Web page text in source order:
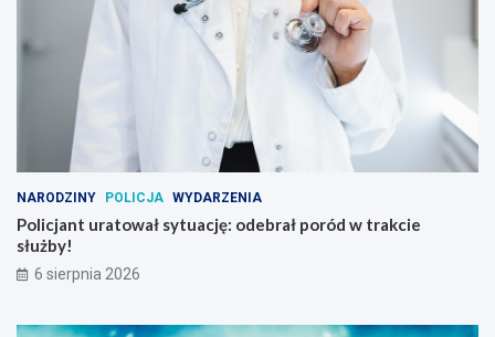
NARODZINY POLICJA WYDARZENIA
Policjant uratował sytuację: odebrał poród w trakcie
służby!
6 sierpnia 2026